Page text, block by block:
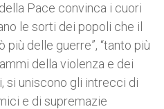
Pace convinca i cuori
le sorti dei popoli che il
più delle guerre”, “tanto più
della violenza e dei
si uniscono gli intrecci di
e di supremazie